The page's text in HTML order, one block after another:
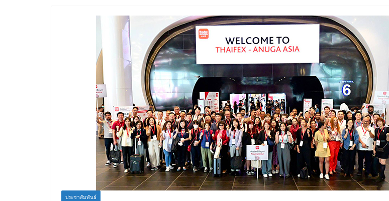
ประชาสัมพันธ์